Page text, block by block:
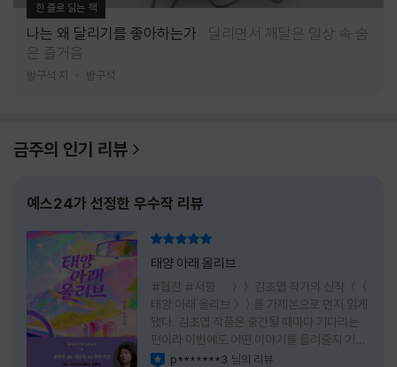
한 줄로 읽는 책
나는 왜 달리기를 좋아하는가
달리면서 깨달은 일상 속 숨
은 즐거움
방구석 저 방구석
금주의 인기 리뷰
예스24가 선정한 우수작 리뷰
태양 아래 올리브
#협찬 #서평 ＞＞ 김초엽 작가의 신작 ＜＜
태양 아래 올리브＞＞를 가제본으로 먼저 읽게
됐다. 김초엽 작품은 출간될 때마다 기다리는
편이라 이번에도 어떤 이야기를 들려줄지 기대
가 컸다. 스포일러 없이 읽는 것이 가장 재미있
p*******3 님의 리뷰